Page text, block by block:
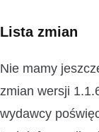
Lista zmian
Nie mamy
zmian wersji
wydawcy